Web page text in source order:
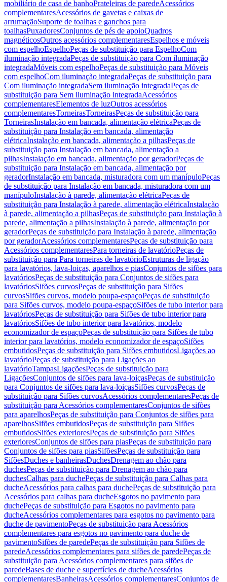
mobiliário de casa de banhoPrateleiras de paredeAcessórios
complementaresAcessórios de gavetas e caixas de
arrumaçãoSuporte de toalhas e ganchos para
toalhasPuxadoresConjuntos de pés de apoioQuadros
magnéticosOutros acessórios complementaresEspelhos e móveis
com espelhoEspelhoPeças de substituição para EspelhoCom
iluminação integradaPeças de substituição para Com iluminação
integradaMóveis com espelhoPeças de substituição para Móveis
com espelhoCom iluminação integradaPeças de substituição para
Com iluminação integradaSem iluminação integradaPeças de
substituição para Sem iluminação integradaAcessórios
complementaresElementos de luzOutros acessórios
complementaresTorneirasTorneirasPeças de substituição para
TorneirasInstalação em bancada, alimentação elétricaPeças de
substituição para Instalação em bancada, alimentação
elétricaInstalação em bancada, alimentação a pilhasPeças de
substituição para Instalação em bancada, alimentação a
pilhasInstalação em bancada, alimentação por geradorPeças de
substituição para Instalação em bancada, alimentação por
geradorInstalação em bancada, misturadora com um manípuloPeças
de substituição para Instalação em bancada, misturadora com um
manípuloInstalação à parede, alimentação elétricaPeças de
substituição para Instalação à parede, alimentação elétricaInstalação
à parede, alimentação a pilhasPeças de substituição para Instalação à
parede, alimentação a pilhasInstalação à parede, alimentação por
geradorPeças de substituição para Instalação à parede, alimentação
por geradorAcessórios complementaresPeças de substituição para
Acessórios complementaresPara torneiras de lavatórioPeças de
substituição para Para torneiras de lavatórioEstruturas de ligação
para lavatórios, lava-loiças, aparelhos e piasConjuntos de sifões para
lavatóriosPeças de substituição para Conjuntos de sifões para
lavatóriosSifões curvosPeças de substituição para Sifões
curvosSifões curvos, modelo poupa-espaçoPeças de substituição
para Sifões curvos, modelo poupa-espaçoSifões de tubo interior para
lavatóriosPeças de substituição para Sifões de tubo interior para
lavatóriosSifões de tubo interior para lavatórios, modelo
economizador de espaçoPeças de substituição para Sifões de tubo
interior para lavatórios, modelo economizador de espaçoSifões
embutidosPeças de substituição para Sifões embutidosLigações ao
lavatórioPeças de substituição para Ligações ao
lavatórioTampasLigaçõesPeças de substituição para
LigaçõesConjuntos de sifões para lava-loiçasPeças de substituição
para Conjuntos de sifões para lava-loiçasSifões curvosPeças de
substituição para Sifões curvosAcessórios complementaresPeças de
substituição para Acessórios complementaresConjuntos de sifões
para aparelhosPeças de substituição para Conjuntos de sifões para
aparelhosSifões embutidosPeças de substituição para Sifões
embutidosSifões exterioresPeças de substituição para Sifões
exterioresConjuntos de sifões para piasPeças de substituição para
Conjuntos de sifões para piasSifõesPeças de substituição para
SifõesDuches e banheirasDuchesDrenagem ao chão para
duchesPeças de substituição para Drenagem ao chão para
duchesCalhas para duchePeças de substituição para Calhas para
ducheAcessórios para calhas para duchePeças de substituição para
Acessórios para calhas para ducheEsgotos no pavimento para
duchePeças de substituição para Esgotos no pavimento para
ducheAcessórios complementares para esgotos no pavimento para
duche de pavimentoPeças de substituição para Acessórios
complementares para esgotos no pavimento para duche de
pavimentoSifões de paredePeças de substituição para Sifões de
paredeAcessórios complementares para sifões de paredePeças de
substituição para Acessórios complementares para sifões de
paredeBases de duche e superfícies de ducheAcessórios
complementaresBanheirasAcessórios complementaresConjuntos de